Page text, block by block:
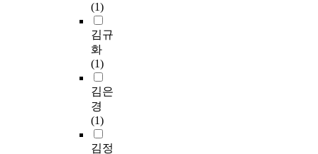
(1)
김규
화
(1)
김은
경
(1)
김정